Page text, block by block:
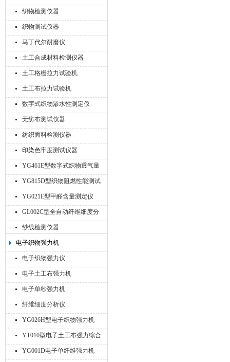
织物检测仪器
织物测试仪器
马丁代尔耐磨仪
土工合成材料检测仪器
土工格栅拉力试验机
土工布拉力试验机
数字式织物渗水性测定仪
无纺布测试仪器
纺织面料检测仪器
印染色牢度测试仪器
YG461E型数字式织物透气量
仪
YG815D型织物阻燃性能测试
仪
YG021E型甲醛含量测定仪
GL002C型全自动纤维细度分
析仪
纱线检测仪器
电子织物强力机
电子织物强力仪
电子土工布强力机
电子单纱强力机
纤维细度分析仪
YG026H型电子织物强力机
YT010型电子土工布强力综合
试验机
YG001D电子单纤维强力机